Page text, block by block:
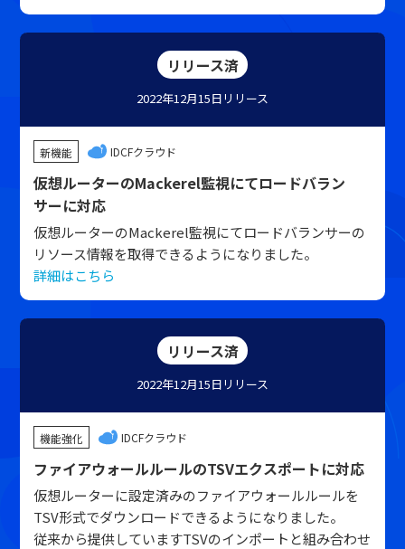
リリース済
2022年12月15日リリース
新機能 IDCFクラウド
仮想ルーターのMackerel監視にてロードバラン
サーに対応
仮想ルーターのMackerel監視にてロードバランサーの
リソース情報を取得できるようになりました。
詳細はこちら
リリース済
2022年12月15日リリース
機能強化 IDCFクラウド
ファイアウォールルールのTSVエクスポートに対応
仮想ルーターに設定済みのファイアウォールルールを
TSV形式でダウンロードできるようになりました。
従来から提供していますTSVのインポートと組み合わせ